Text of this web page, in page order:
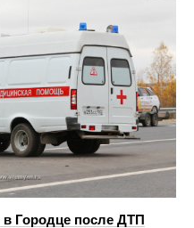
Городце после ДТП